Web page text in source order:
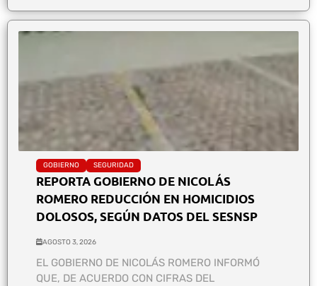
GOBIERNO SEGURIDAD
REPORTA GOBIERNO DE NICOLÁS
ROMERO REDUCCIÓN EN HOMICIDIOS
DOLOSOS, SEGÚN DATOS DEL SESNSP
AGOSTO 3, 2026
EL GOBIERNO DE NICOLÁS ROMERO INFORMÓ
QUE, DE ACUERDO CON CIFRAS DEL